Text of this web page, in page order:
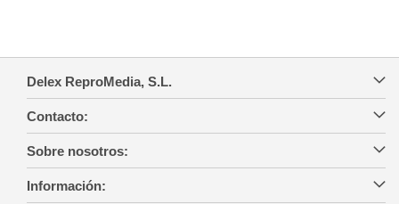
Delex ReproMedia, S.L.
Contacto:
Sobre nosotros:
Información: